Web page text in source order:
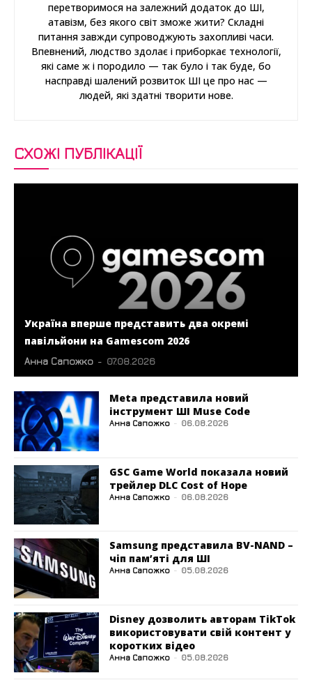
перетворимося на залежний додаток до ШІ,
атавізм, без якого світ зможе жити? Складні
питання завжди супроводжують захопливі часи.
Впевнений, людство здолає і приборкає технології,
які саме ж і породило — так було і так буде, бо
насправді шалений розвиток ШІ це про нас —
людей, які здатні творити нове.
СХОЖІ ПУБЛІКАЦІЇ
Україна вперше представить два окремі
павільйони на Gamescom 2026
Анна Сапожко - 07.08.2026
Meta представила новий
інструмент ШІ Muse Code
Анна Сапожко - 06.08.2026
GSC Game World показала новий
трейлер DLC Cost of Hope
Анна Сапожко - 06.08.2026
Samsung представила BV-NAND –
чіп пам’яті для ШІ
Анна Сапожко - 05.08.2026
Disney дозволить авторам TikTok
використовувати свій контент у
коротких відео
Анна Сапожко - 05.08.2026